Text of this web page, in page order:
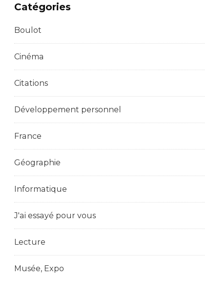
Catégories
Boulot
Cinéma
Citations
Développement personnel
France
Géographie
Informatique
J'ai essayé pour vous
Lecture
Musée, Expo